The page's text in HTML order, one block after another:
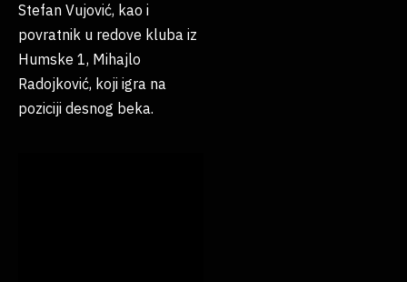
Stefan Vujović, kao i
povratnik u redove kluba iz
Humske 1, Mihajlo
Radojković, koji igra na
poziciji desnog beka.